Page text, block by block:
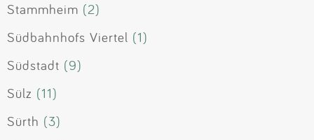
Stammheim (2)
Südbahnhofs Viertel (1)
Südstadt (9)
Sülz (11)
Sürth (3)